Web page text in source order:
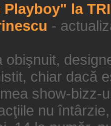
la
-
obişnuit,
chiar dacă
show-bizz-
nu